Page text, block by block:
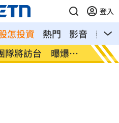
登入
怎投資 熱門 影音
熱搜
隊將訪台 曝爆紅
賴清